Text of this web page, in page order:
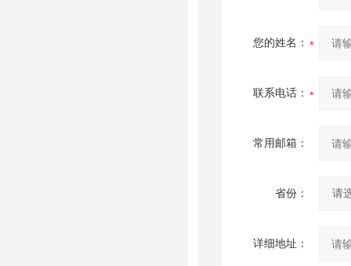
您的姓名：
联系电话：
常用邮箱：
省份：
详细地址：